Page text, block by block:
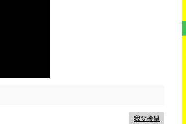
我要檢舉